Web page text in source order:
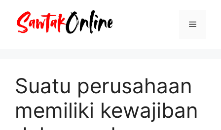
Menu
Suatu perusahaan
memiliki kewajiban